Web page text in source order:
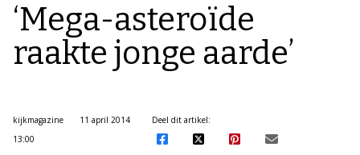
‘Mega-asteroïde
raakte jonge aarde’
kijkmagazine
11 april 2014
13:00
Deel dit artikel: